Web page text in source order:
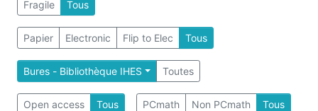
Fragile Tous
Papier Electronic Flip to Elec Tous
Bures - Bibliothèque IHES Toutes
Open access Tous PCmath Non PCmath Tous